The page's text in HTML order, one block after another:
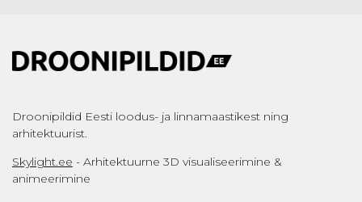
Droonipildid Eesti loodus- ja linnamaastikest ning
arhitektuurist.
Skylight.ee - Arhitektuurne 3D visualiseerimine &
animeerimine